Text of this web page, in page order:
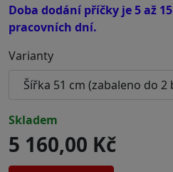
Doba dodání příčky je 5 až 15
pracovních dní.
Varianty
skladem
5 160,00 Kč